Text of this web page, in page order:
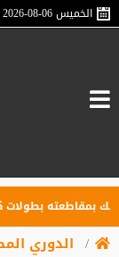
الخميس2026-08-06
بطولات كأس
الدوري